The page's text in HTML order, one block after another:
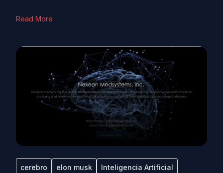
Read More
cerebro elon musk Inteligencia Artificial